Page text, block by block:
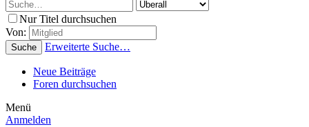
Nur Titel durchsuchen
Von:
Suche Erweiterte Suche…
Neue Beiträge
Foren durchsuchen
Menü
Anmelden